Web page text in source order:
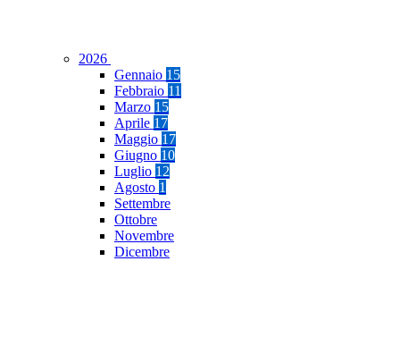
2026
Gennaio 15
Febbraio 11
Marzo 15
Aprile 17
Maggio 17
Giugno 10
Luglio 12
Agosto 1
Settembre
Ottobre
Novembre
Dicembre